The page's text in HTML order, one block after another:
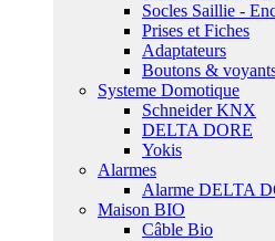
Socles Saillie -
Prises et Fiches
Adaptateurs
Boutons &
Systeme Domotique
Schneider KNX
DELTA DORE
Yokis
Alarmes
Alarme DELTA
Maison BIO
Câble Bio